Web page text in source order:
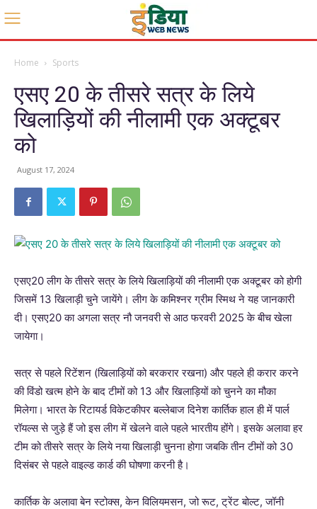
Home Sports
एसए 20 के तीसरे सत्र के लिये
खिलाड़ियों की नीलामी एक अक्टूबर
को
August 17, 2024
एसए20 लीग के तीसरे सत्र के लिये खिलाड़ियों की नीलामी एक अक्टूबर को होगी
जिसमें 13 खिलाड़ी चुने जायेंगे। लीग के कमिश्नर ग्रीम स्मिथ ने यह जानकारी
दी। एसए20 का अगला सत्र नौ जनवरी से आठ फरवरी 2025 के बीच खेला
जायेगा।
सत्र से पहले रिटेंशन (खिलाड़ियों को बरकरार रखना) और पहले ही करार करने
की विंडो खत्म होने के बाद टीमों को 13 और खिलाड़ियों को चुनने का मौका
मिलेगा। भारत के रिटायर्ड विकेटकीपर बल्लेबाज दिनेश कार्तिक हाल ही में पार्ल
रॉयल्स से जुड़े हैं जो इस लीग में खेलने वाले पहले भारतीय होंगे। इसके अलावा हर
टीम को तीसरे सत्र के लिये नया खिलाड़ी चुनना होगा जबकि तीन टीमों को 30
दिसंबर से पहले वाइल्ड कार्ड की घोषणा करनी है।
कार्तिक के अलावा बेन स्टोक्स, केन विलियमसन, जो रूट, ट्रेंट बोल्ट, जॉनी